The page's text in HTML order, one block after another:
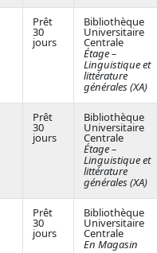
Prêt
30
jours
Bibliothèque
Universitaire
Centrale
Étage –
Linguistique et
littérature
générales (XA)
Prêt
30
jours
Bibliothèque
Universitaire
Centrale
Étage –
Linguistique et
littérature
générales (XA)
Prêt
30
jours
Bibliothèque
Universitaire
Centrale
En Magasin